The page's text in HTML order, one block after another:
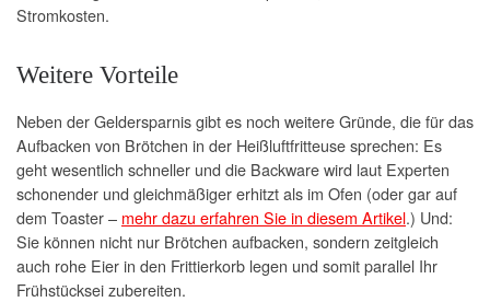
Stromkosten.
Weitere Vorteile
Neben der Geldersparnis gibt es noch weitere Gründe, die für das
Aufbacken von Brötchen in der Heißluftfritteuse sprechen: Es
geht wesentlich schneller und die Backware wird laut Experten
schonender und gleichmäßiger erhitzt als im Ofen (oder gar auf
dem Toaster – mehr dazu erfahren Sie in diesem Artikel.) Und:
Sie können nicht nur Brötchen aufbacken, sondern zeitgleich
auch rohe Eier in den Frittierkorb legen und somit parallel Ihr
Frühstücksei zubereiten.